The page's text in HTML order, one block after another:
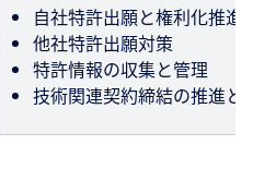
自社特許出願と権利化推進
他社特許出願対策
特許情報の収集と管理
技術関連契約締結の推進と